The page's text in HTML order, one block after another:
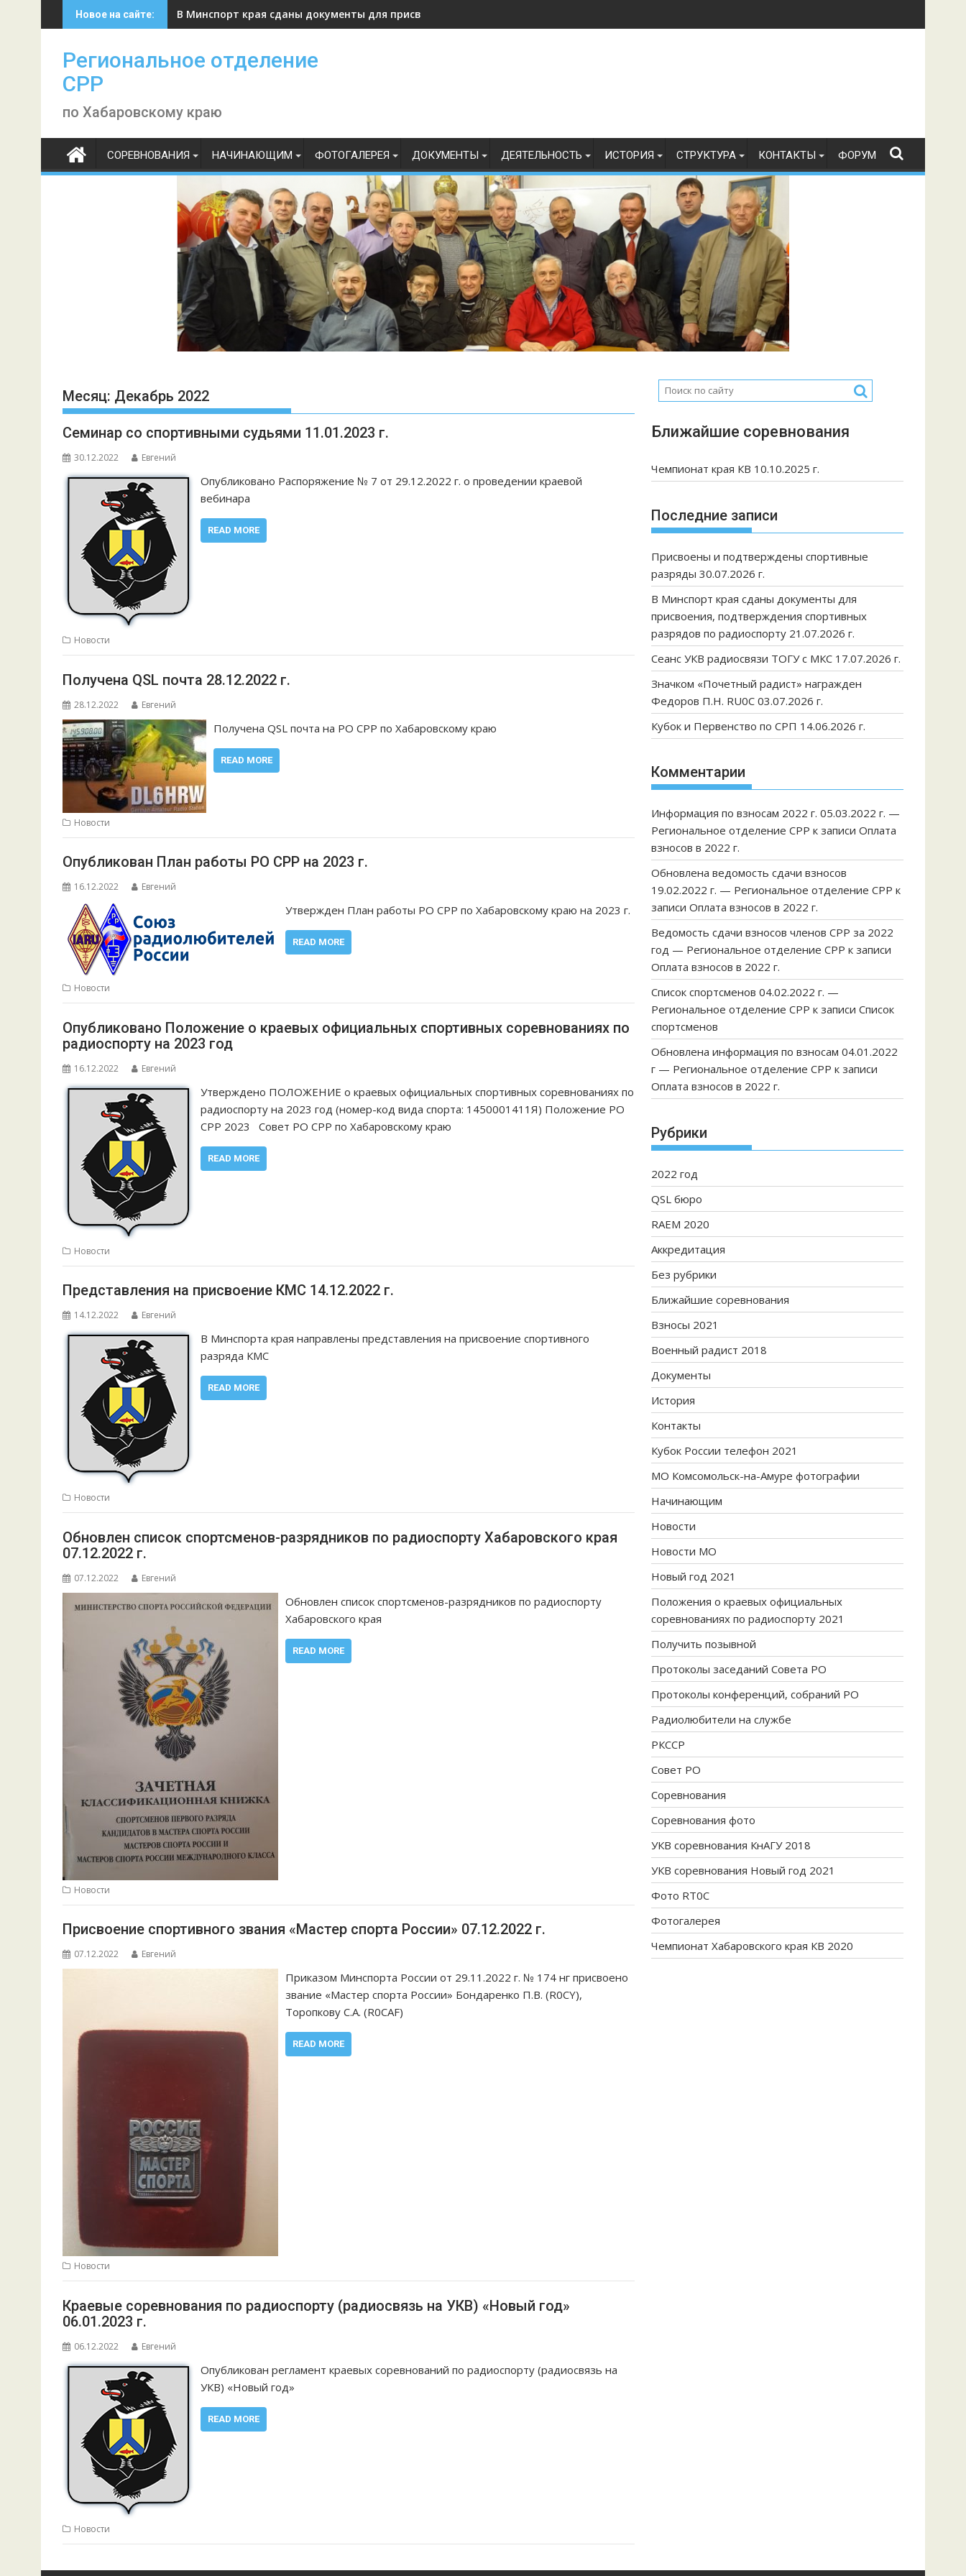
to
Новое на сайте: В Минспорт края сданы документы для присвоения, подтверждения спортивных разрядов по радиоспорту 21.07.2026 г.
Региональное отделение
СРР
по Хабаровскому краю
СОРЕВНОВАНИЯ НАЧИНАЮЩИМ ФОТОГАЛЕРЕЯ ДОКУМЕНТЫ ДЕЯТЕЛЬНОСТЬ ИСТОРИЯ СТРУКТУРА КОНТАКТЫ ФОРУМ
Месяц: Декабрь 2022
Семинар со спортивными судьями 11.01.2023 г.
30.12.2022 Евгений
Опубликовано Распоряжение № 7 от 29.12.2022 г. о проведении краевой
вебинара
READ MORE
Новости
Получена QSL почта 28.12.2022 г.
28.12.2022 Евгений
Получена QSL почта на РО СРР по Хабаровскому краю
READ MORE
Новости
Опубликован План работы РО СРР на 2023 г.
16.12.2022 Евгений
Утвержден План работы РО СРР по Хабаровскому краю на 2023 г.
READ MORE
Новости
Опубликовано Положение о краевых официальных спортивных соревнованиях по
радиоспорту на 2023 год
16.12.2022 Евгений
Утверждено ПОЛОЖЕНИЕ о краевых официальных спортивных соревнованиях по
радиоспорту на 2023 год (номер-код вида спорта: 1450001411Я) Положение РО
СРР 2023 Совет РО СРР по Хабаровскому краю
READ MORE
Новости
Представления на присвоение КМС 14.12.2022 г.
14.12.2022 Евгений
В Минспорта края направлены представления на присвоение спортивного
разряда КМС
READ MORE
Новости
Обновлен список спортсменов-разрядников по радиоспорту Хабаровского края
07.12.2022 г.
07.12.2022 Евгений
Обновлен список спортсменов-разрядников по радиоспорту
Хабаровского края
READ MORE
Новости
Присвоение спортивного звания «Мастер спорта России» 07.12.2022 г.
07.12.2022 Евгений
Приказом Минспорта России от 29.11.2022 г. № 174 нг присвоено
звание «Мастер спорта России» Бондаренко П.В. (R0CY),
Торопкову С.А. (R0CAF)
READ MORE
Новости
Краевые соревнования по радиоспорту (радиосвязь на УКВ) «Новый год»
06.01.2023 г.
06.12.2022 Евгений
Опубликован регламент краевых соревнований по радиоспорту (радиосвязь на
УКВ) «Новый год»
READ MORE
Новости
Ближайшие соревнования
Чемпионат края КВ 10.10.2025 г.
Последние записи
Присвоены и подтверждены спортивные
разряды 30.07.2026 г.
В Минспорт края сданы документы для
присвоения, подтверждения спортивных
разрядов по радиоспорту 21.07.2026 г.
Сеанс УКВ радиосвязи ТОГУ с МКС 17.07.2026 г.
Значком «Почетный радист» награжден
Федоров П.Н. RU0C 03.07.2026 г.
Кубок и Первенство по СРП 14.06.2026 г.
Комментарии
Информация по взносам 2022 г. 05.03.2022 г. —
Региональное отделение СРР к записи Оплата
взносов в 2022 г.
Обновлена ведомость сдачи взносов
19.02.2022 г. — Региональное отделение СРР к
записи Оплата взносов в 2022 г.
Ведомость сдачи взносов членов СРР за 2022
год — Региональное отделение СРР к записи
Оплата взносов в 2022 г.
Список спортсменов 04.02.2022 г. —
Региональное отделение СРР к записи Список
спортсменов
Обновлена информация по взносам 04.01.2022
г — Региональное отделение СРР к записи
Оплата взносов в 2022 г.
Рубрики
2022 год
QSL бюро
RAEM 2020
Аккредитация
Без рубрики
Ближайшие соревнования
Взносы 2021
Военный радист 2018
Документы
История
Контакты
Кубок России телефон 2021
МО Комсомольск-на-Амуре фотографии
Начинающим
Новости
Новости МО
Новый год 2021
Положения о краевых официальных
соревнованиях по радиоспорту 2021
Получить позывной
Протоколы заседаний Совета РО
Протоколы конференций, собраний РО
Радиолюбители на службе
РКССР
Совет РО
Соревнования
Соревнования фото
УКВ соревнования КнАГУ 2018
УКВ соревнования Новый год 2021
Фото RT0C
Фотогалерея
Чемпионат Хабаровского края КВ 2020